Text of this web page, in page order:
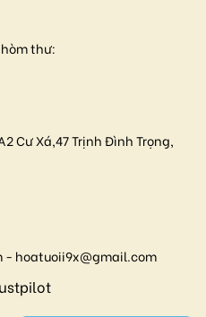
thư:
Cư Xá,47 Trịnh Đình Trọng,
- hoatuoii9x@gmail.com